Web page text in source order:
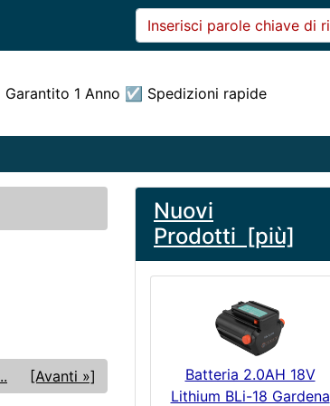
1 Anno ☑ Spedizioni rapide
[Avanti »]
Nuovi
Prodotti [più]
Batteria 2.0AH 18V
Lithium BLi-18 Gardena